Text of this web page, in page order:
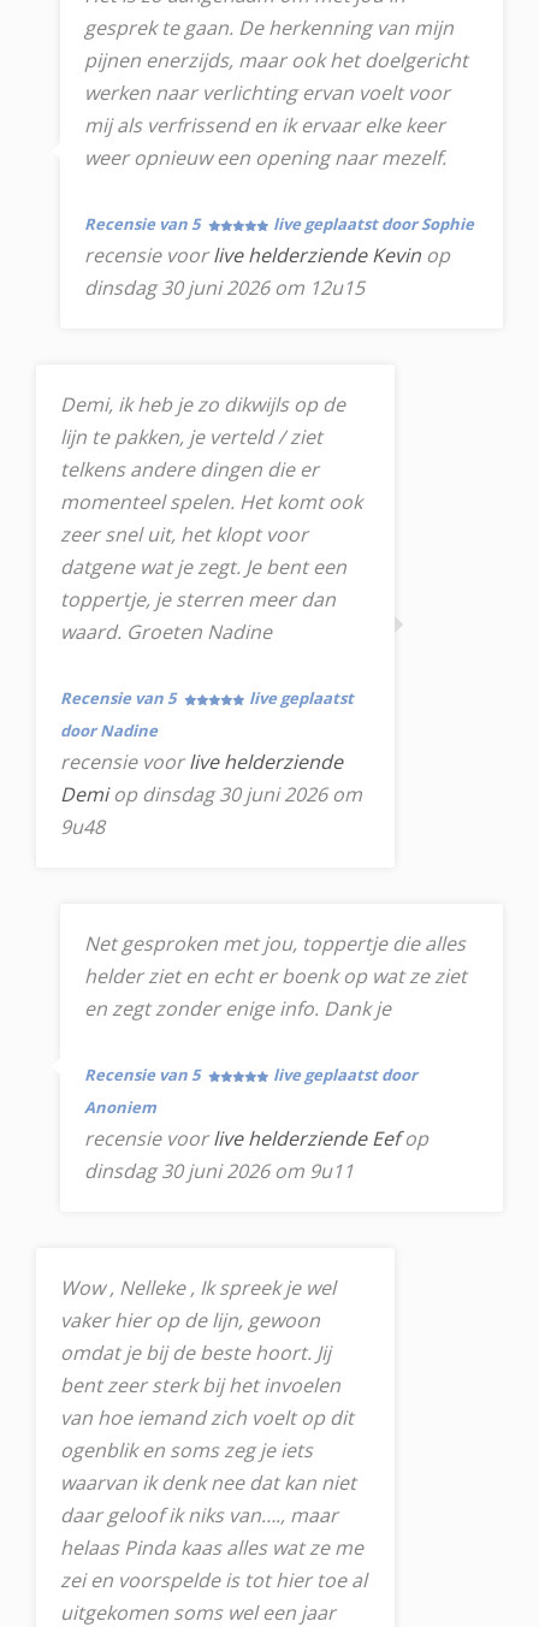
gesprek te gaan. De herkenning van mijn
pijnen enerzijds, maar ook het doelgericht
werken naar verlichting ervan voelt voor
mij als verfrissend en ik ervaar elke keer
weer opnieuw een opening naar mezelf.
Recensie van 5 live geplaatst door Sophie
recensie voorlive helderziende Kevin op
dinsdag 30 juni 2026 om 12u15
Demi, ik heb je zo dikwijls op de
lijn te pakken, je verteld / ziet
telkens andere dingen die er
momenteel spelen. Het komt ook
zeer snel uit, het klopt voor
datgene wat je zegt. Je bent een
toppertje, je sterren meer dan
waard. Groeten Nadine
Recensie van 5
live geplaatst
door Nadine
recensie voorlive helderziende
Demiop dinsdag 30 juni 2026 om
9u48
Net gesproken met jou, toppertje die alles
helder ziet en echt er boenk op wat ze ziet
en zegt zonder enige info. Dank je
Recensie van 5
live geplaatst door
Anoniem
recensie voorlive helderziende Eefop
dinsdag 30 juni 2026 om 9u11
Wow , Nelleke , Ik spreek je wel
vaker hier op de lijn, gewoon
omdat je bij de beste hoort. Jij
bent zeer sterk bij het invoelen
van hoe iemand zich voelt op dit
ogenblik en soms zeg je iets
waarvan ik denk nee dat kan niet
daar geloof ik niks van…., maar
helaas Pinda kaas alles wat ze me
zei en voorspelde is tot hier toe al
uitgekomen soms wel een jaar